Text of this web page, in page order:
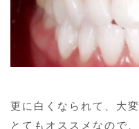
更に白くなられて、大
とてもオススメなので